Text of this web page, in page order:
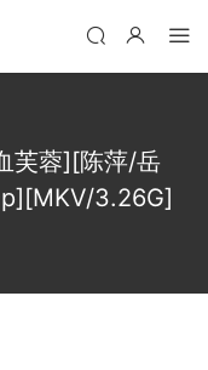
芙蓉][陈萍/岳
3.26G]